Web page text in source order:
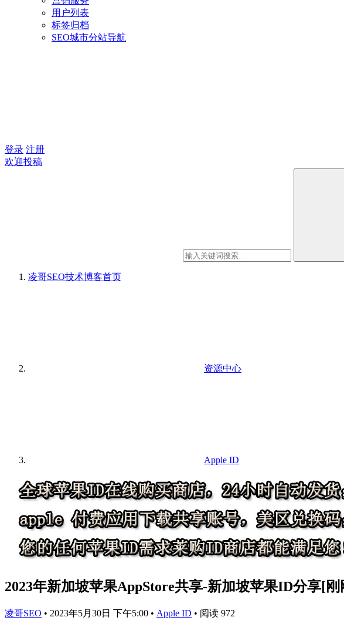
用户列表
标签归档
SEO城市分站导航
登录 注册
欢迎投稿
凌哥SEO技术博客首页
资源中心
Apple ID
2023年新加坡苹果AppStore共享-新加坡苹果ID分享[
凌哥SEO • 2023年5月30日 下午5:00 • Apple ID • 阅读 972